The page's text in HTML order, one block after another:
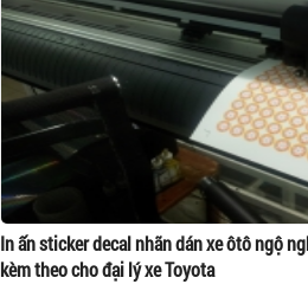
In ấn sticker decal nhãn dán xe ôtô ngộ
kèm theo cho đại lý xe Toyota